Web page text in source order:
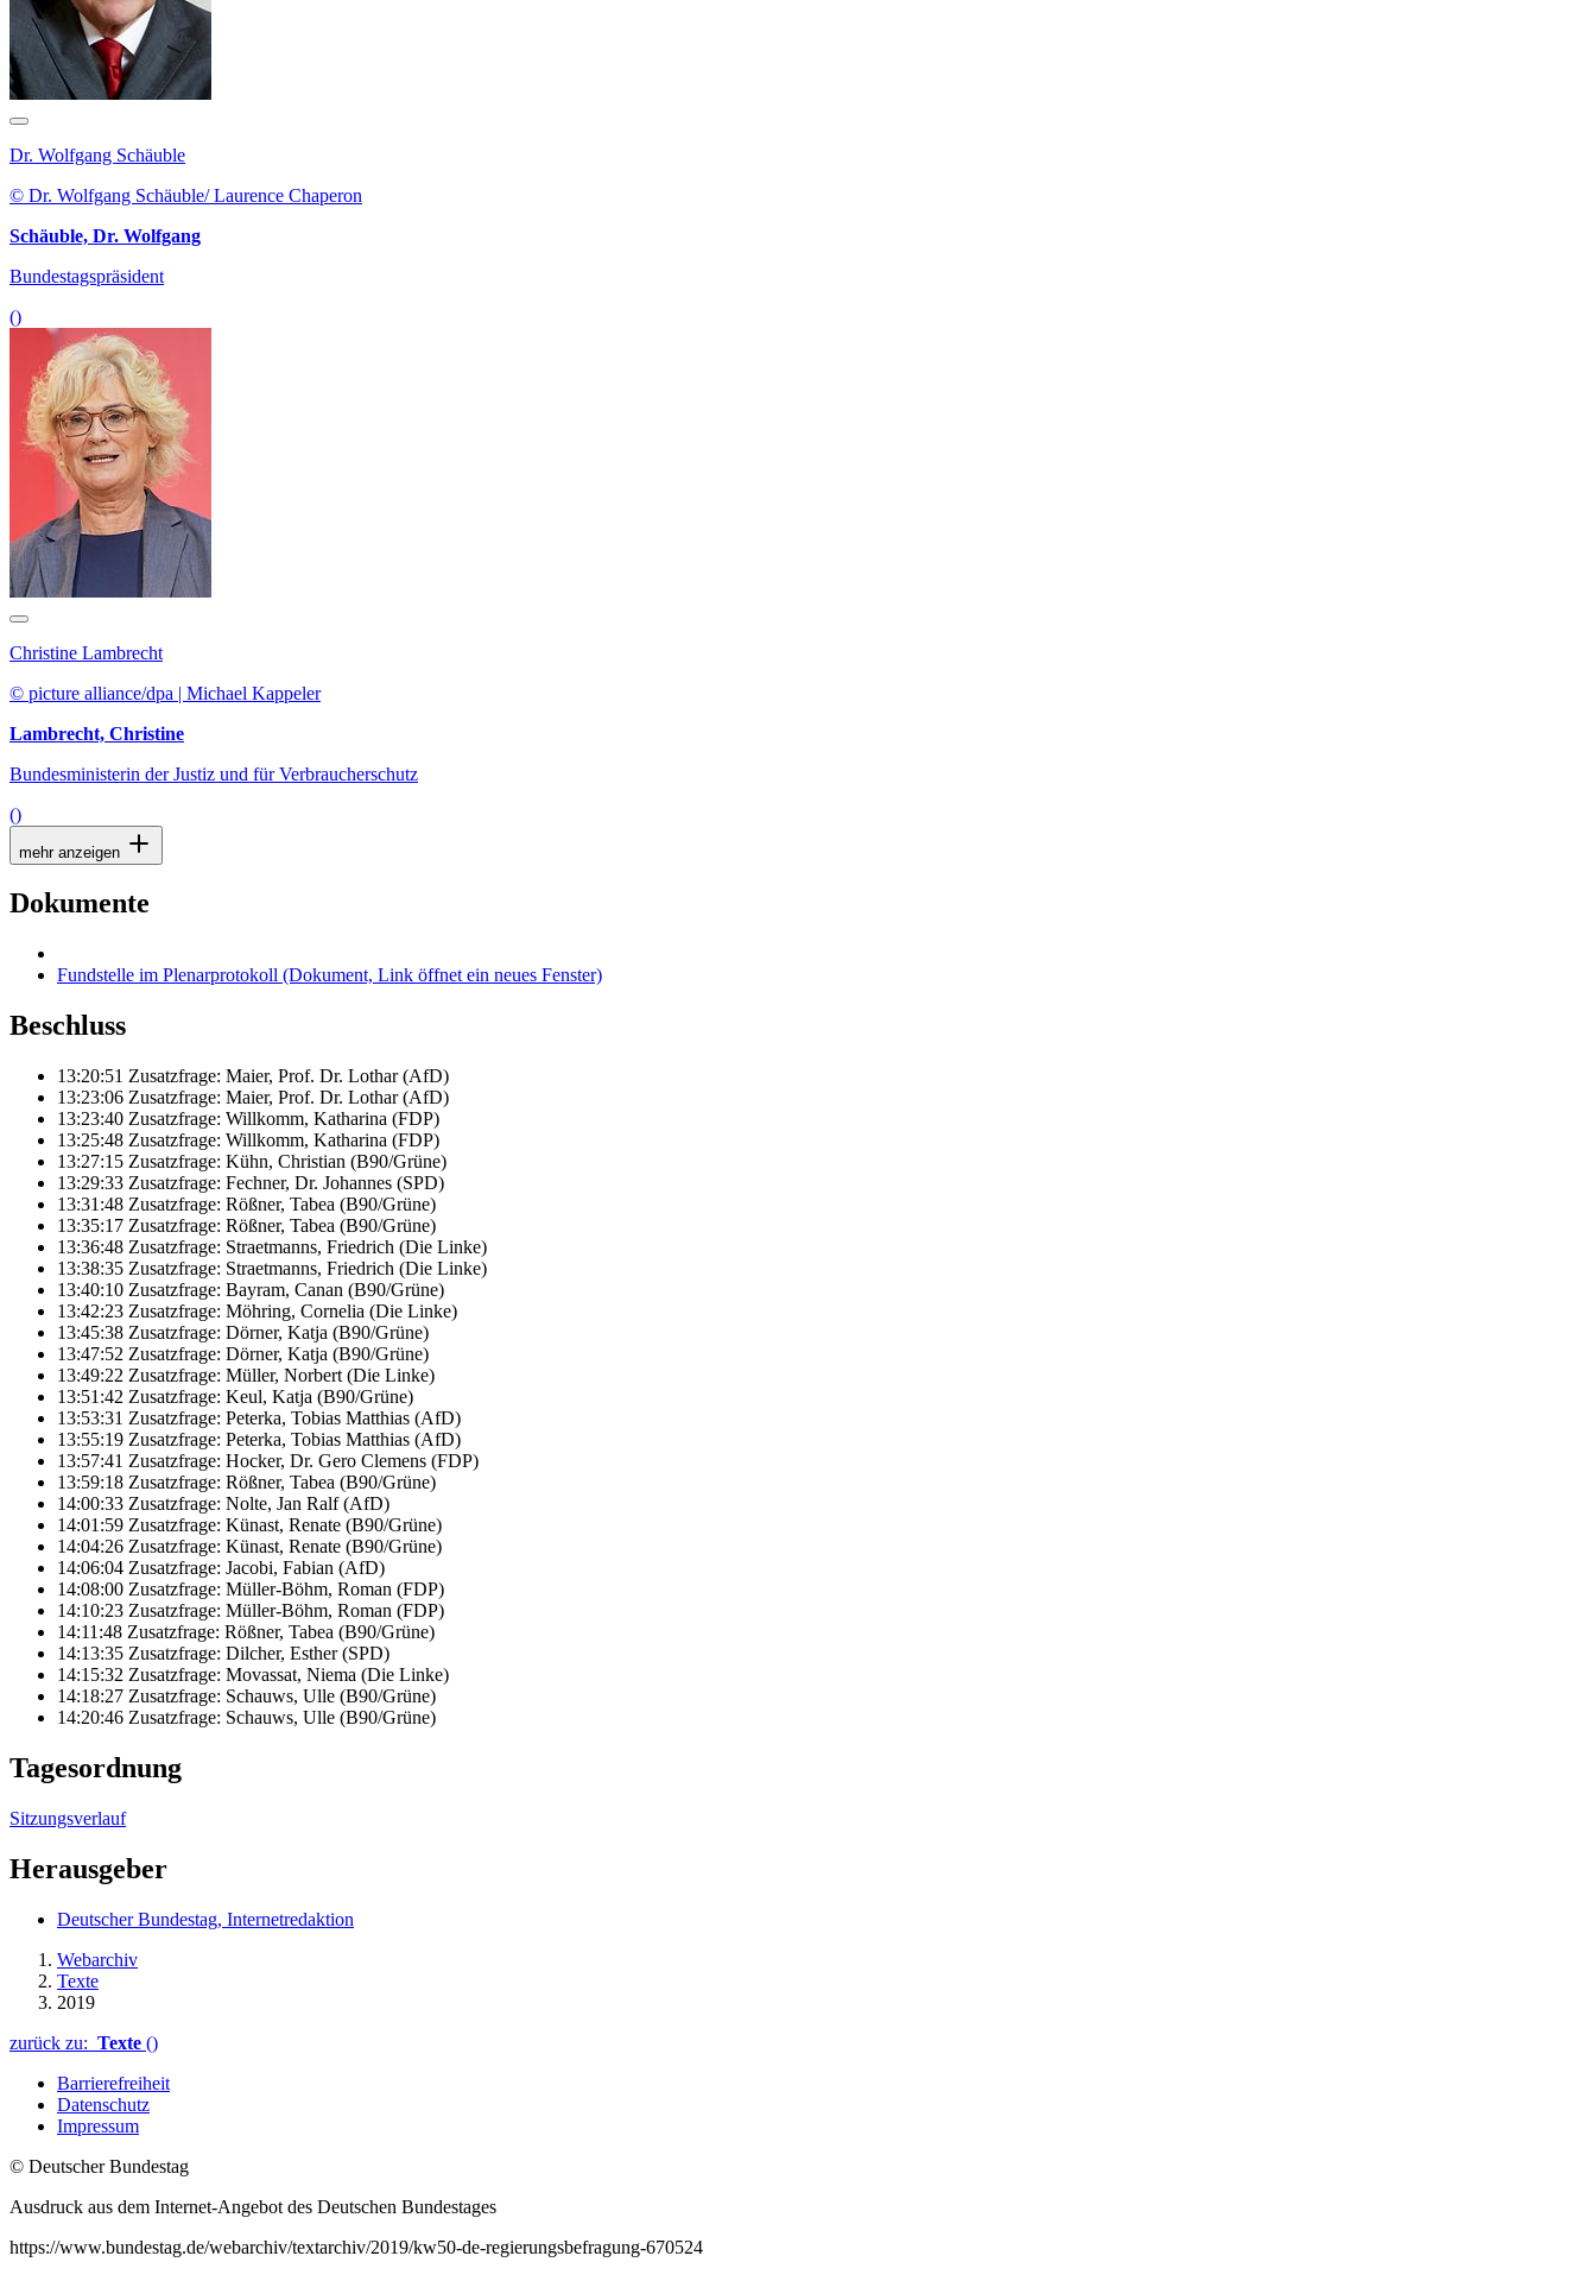
Dr. Wolfgang Schäuble
© Dr. Wolfgang Schäuble/ Laurence Chaperon
Schäuble, Dr. Wolfgang
Bundestagspräsident
()
Christine Lambrecht
© picture alliance/dpa | Michael Kappeler
Lambrecht, Christine
Bundesministerin der Justiz und für Verbraucherschutz
()
mehr anzeigen
Dokumente
Fundstelle im Plenarprotokoll (Dokument, Link öffnet ein neues Fenster)
Beschluss
13:20:51 Zusatzfrage: Maier, Prof. Dr. Lothar (AfD)
13:23:06 Zusatzfrage: Maier, Prof. Dr. Lothar (AfD)
13:23:40 Zusatzfrage: Willkomm, Katharina (FDP)
13:25:48 Zusatzfrage: Willkomm, Katharina (FDP)
13:27:15 Zusatzfrage: Kühn, Christian (B90/Grüne)
13:29:33 Zusatzfrage: Fechner, Dr. Johannes (SPD)
13:31:48 Zusatzfrage: Rößner, Tabea (B90/Grüne)
13:35:17 Zusatzfrage: Rößner, Tabea (B90/Grüne)
13:36:48 Zusatzfrage: Straetmanns, Friedrich (Die Linke)
13:38:35 Zusatzfrage: Straetmanns, Friedrich (Die Linke)
13:40:10 Zusatzfrage: Bayram, Canan (B90/Grüne)
13:42:23 Zusatzfrage: Möhring, Cornelia (Die Linke)
13:45:38 Zusatzfrage: Dörner, Katja (B90/Grüne)
13:47:52 Zusatzfrage: Dörner, Katja (B90/Grüne)
13:49:22 Zusatzfrage: Müller, Norbert (Die Linke)
13:51:42 Zusatzfrage: Keul, Katja (B90/Grüne)
13:53:31 Zusatzfrage: Peterka, Tobias Matthias (AfD)
13:55:19 Zusatzfrage: Peterka, Tobias Matthias (AfD)
13:57:41 Zusatzfrage: Hocker, Dr. Gero Clemens (FDP)
13:59:18 Zusatzfrage: Rößner, Tabea (B90/Grüne)
14:00:33 Zusatzfrage: Nolte, Jan Ralf (AfD)
14:01:59 Zusatzfrage: Künast, Renate (B90/Grüne)
14:04:26 Zusatzfrage: Künast, Renate (B90/Grüne)
14:06:04 Zusatzfrage: Jacobi, Fabian (AfD)
14:08:00 Zusatzfrage: Müller-Böhm, Roman (FDP)
14:10:23 Zusatzfrage: Müller-Böhm, Roman (FDP)
14:11:48 Zusatzfrage: Rößner, Tabea (B90/Grüne)
14:13:35 Zusatzfrage: Dilcher, Esther (SPD)
14:15:32 Zusatzfrage: Movassat, Niema (Die Linke)
14:18:27 Zusatzfrage: Schauws, Ulle (B90/Grüne)
14:20:46 Zusatzfrage: Schauws, Ulle (B90/Grüne)
Tagesordnung
Sitzungsverlauf
Herausgeber
Deutscher Bundestag, Internetredaktion
Webarchiv
Texte
2019
zurück zu: Texte ()
Barrierefreiheit
Datenschutz
Impressum
© Deutscher Bundestag
Ausdruck aus dem Internet-Angebot des Deutschen Bundestages
https://www.bundestag.de/webarchiv/textarchiv/2019/kw50-de-regierungsbefragung-670524